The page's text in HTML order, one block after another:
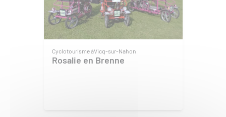
Cyclotourisme àVicq-sur-Nahon
Rosalie en Brenne